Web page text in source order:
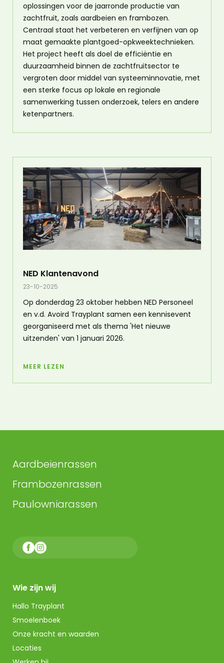
oplossingen voor de jaarronde productie van
zachtfruit, zoals aardbeien en frambozen.
Centraal staat het verbeteren en verfijnen van op
maat gemaakte plantgoed-opkweektechnieken.
Het project heeft als doel de efficiëntie en
duurzaamheid binnen de zachtfruitsector te
vergroten door middel van systeeminnovatie, met
een sterke focus op lokale en regionale
samenwerking tussen onderzoek, telers en andere
ketenpartners.
NED Klantenavond
23-10-2025
Op donderdag 23 oktober hebben NED Personeel
en v.d. Avoird Trayplant samen een kennisevent
georganiseerd met als thema 'Het nieuwe
uitzenden' van 1 januari 2026.
MEER LEZEN
Aardbeienrassen
Frambozenrassen
Paulowniarassen
Wie zijn wij
Hallo Trayplant
Smoelenboek
Onze kracht en waarden
Locaties